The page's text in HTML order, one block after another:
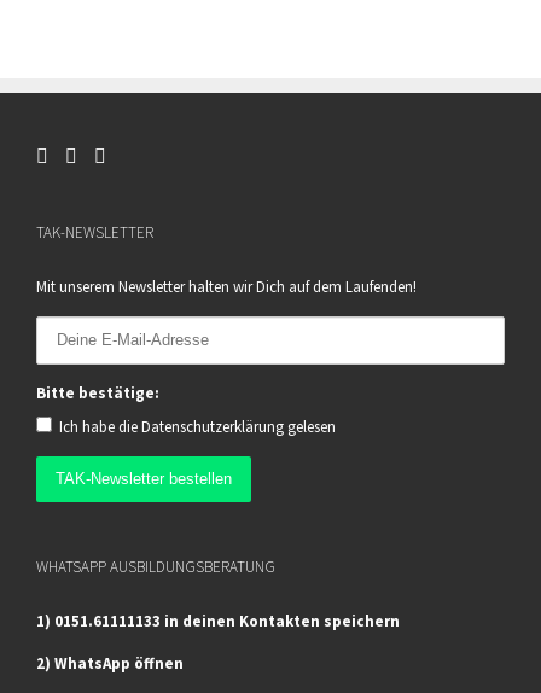
TAK-NEWSLETTER
Mit unserem Newsletter halten wir Dich auf dem Laufenden!
Bitte bestätige:
Ich habe dieDatenschutzerklärung gelesen
WHATSAPP AUSBILDUNGSBERATUNG
1) 0151.61111133 in deinen Kontakten speichern
2) WhatsApp öffnen